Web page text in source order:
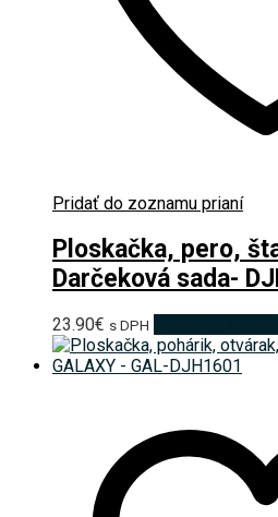
Pridať do zoznamu prianí
Ploskačka, pero,
Darčeková sada-
23.90€ s DPH